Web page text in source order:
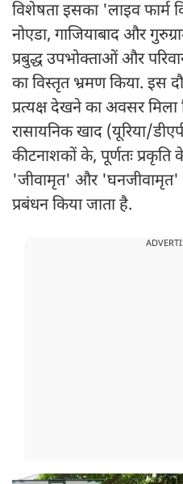
विशेषता इसका 'लाइव फार्म
नोएडा, गाजियाबाद और
प्रबुद्ध उपभोक्ताओं और
का विस्तृत भ्रमण किया. इस
प्रत्यक्ष देखने का अवसर मिला
रासायनिक खाद (यूरिया/
कीटनाशकों के, पूर्णतः प्रकृति
'जीवामृत' और
प्रबंधन किया जाता है.